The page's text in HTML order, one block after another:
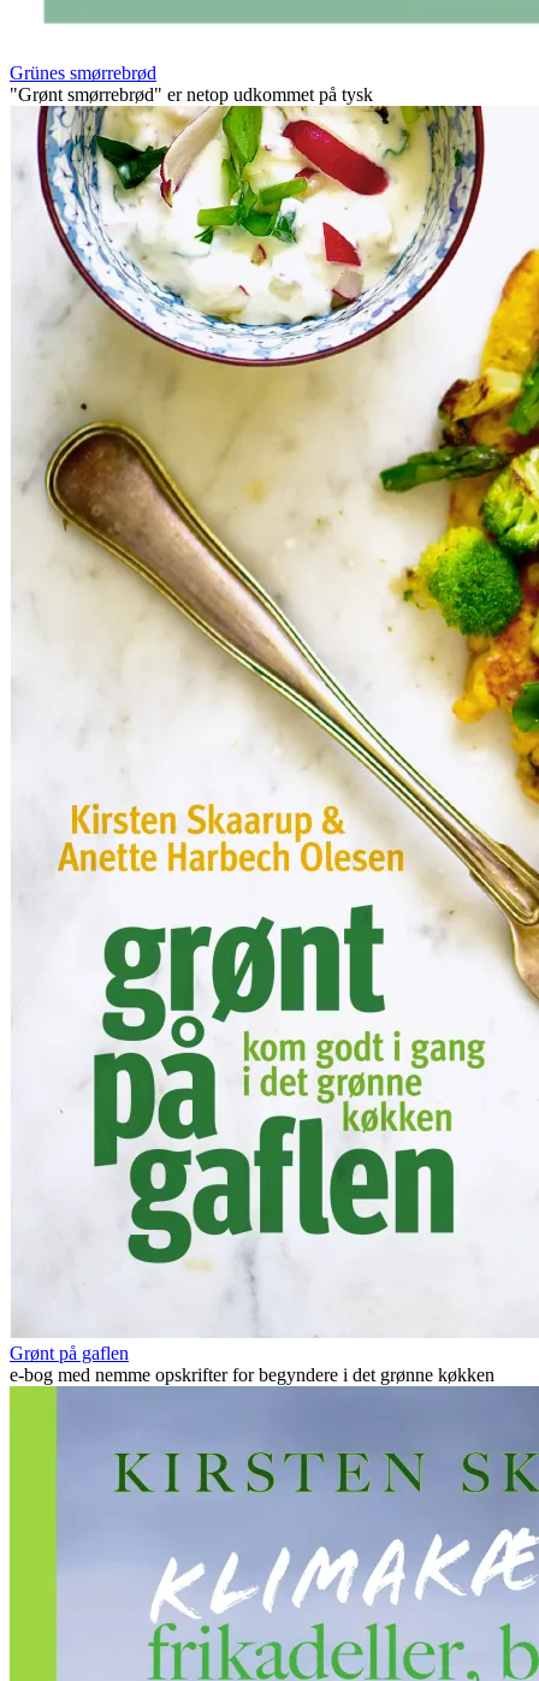
Grünes smørrebrød
"Grønt smørrebrød" er netop udkommet på tysk
Grønt på gaflen
e-bog med nemme opskrifter for begyndere i det grønne køkken